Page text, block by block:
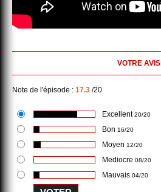
VOTRE AVIS
Note de l'épisode : 17.3 /20
Excellent20/20
Bon 16/20
Moyen 12/20
Mediocre 08/20
Mauvais 04/20